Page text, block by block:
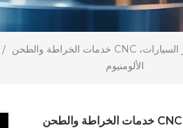
/ خدمات الخراطة والطحن CNC عالية الدقة حسب الطلب، مكونات معدنية دقيقة، تشغيل المعادن، قطع غيار السيارات،
الألومنيوم
خدمات الخراطة والطحن CNC عالية الدقة حسب الطلب، مكونات معدنية دقيقة، تشغيل المعادن،